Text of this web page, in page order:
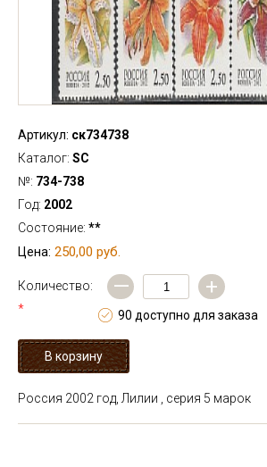
Артикул: ск734738
Каталог: SC
№: 734-738
Год: 2002
Состояние: **
Цена: 250,00 руб.
Количество:
*
— +
90 доступно для заказа
Россия 2002 год, Лилии , серия 5 марок